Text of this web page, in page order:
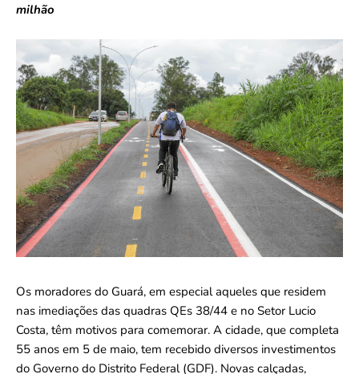
milhão
Os moradores do Guará, em especial aqueles que residem
nas imediações das quadras QEs 38/44 e no Setor Lucio
Costa, têm motivos para comemorar. A cidade, que completa
55 anos em 5 de maio, tem recebido diversos investimentos
do Governo do Distrito Federal (GDF). Novas calçadas,